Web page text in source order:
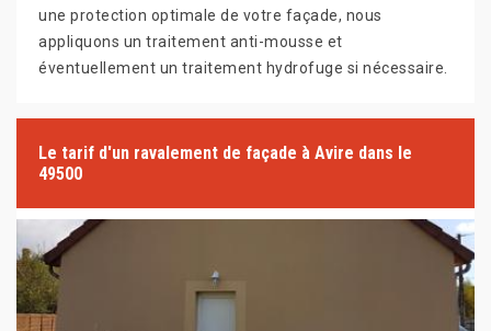
une protection optimale de votre façade, nous
appliquons un traitement anti-mousse et
éventuellement un traitement hydrofuge si nécessaire.
Le tarif d'un ravalement de façade à Avire dans le
49500